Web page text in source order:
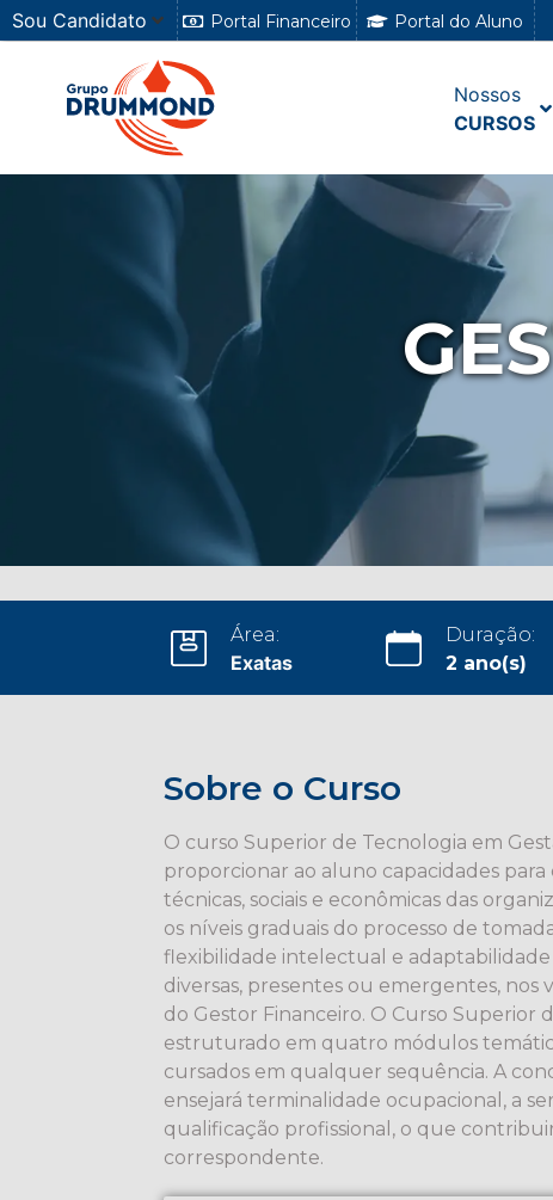
Sou Candidato Portal Financeiro Portal do Aluno
Nossos
CURSOS
Área:
Exatas
Duração:
2 ano(s)
Sobre o Curso
O curso Superior de Tecnologia em
proporcionar ao aluno capacidades
técnicas, sociais e econômicas das
os níveis graduais do processo de
flexibilidade intelectual e
diversas, presentes ou emergentes,
do Gestor Financeiro. O Curso Superior
estruturado em quatro módulos
cursados em qualquer sequência. A
ensejará terminalidade ocupacional, a
qualificação profissional, o que
correspondente.